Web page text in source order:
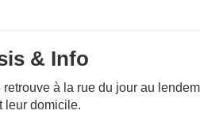
& Info
retrouve à la rue du jour au
leur domicile.